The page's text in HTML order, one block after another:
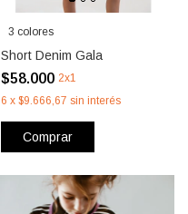
3 colores
Short Denim Gala
$58.000 2x1
6 x $9.666,67 sin interés
Comprar